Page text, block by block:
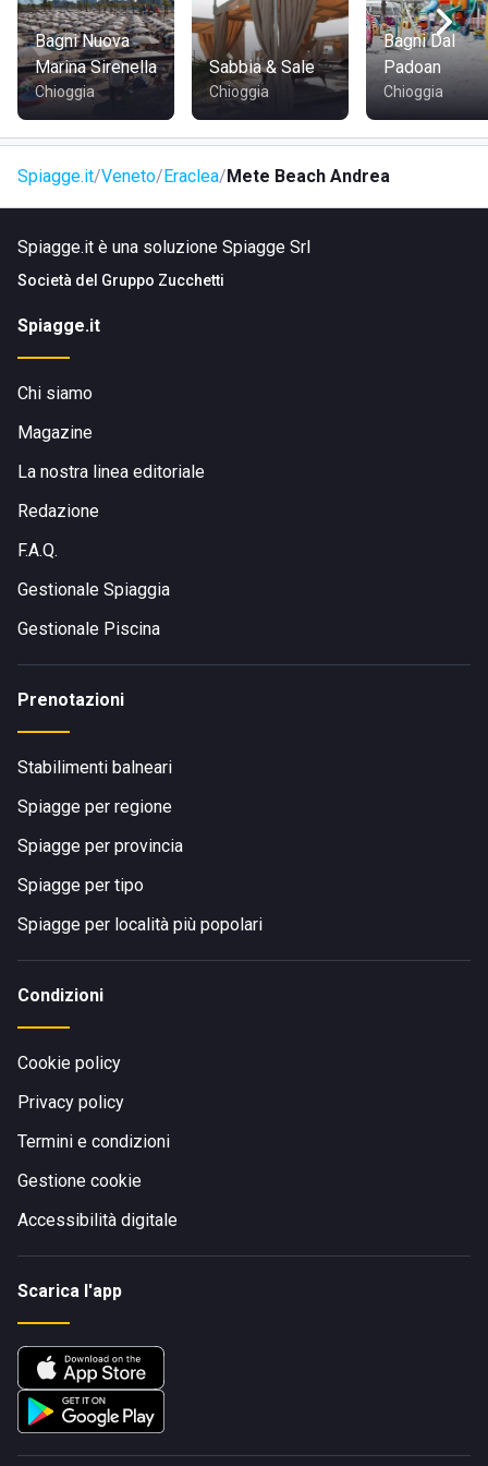
nelle vicinanze. Per chi arriva in auto, la presenza di
parcheggio riservato garantisce un accesso senza stress.
Bagni Nuova
Marina Sirenella
Chioggia
Sabbia & Sale
Chioggia
Bagni Dal
Padoan
Chioggia
Spiagge.it Veneto Eraclea Mete Beach Andrea
Spiagge.it è una soluzione Spiagge Srl
Società del Gruppo Zucchetti
Spiagge.it
Chi siamo
Magazine
La nostra linea editoriale
Redazione
F.A.Q.
Gestionale Spiaggia
Gestionale Piscina
Prenotazioni
Stabilimenti balneari
Spiagge per regione
Spiagge per provincia
Spiagge per tipo
Spiagge per località più popolari
Condizioni
Cookie policy
Privacy policy
Termini e condizioni
Gestione cookie
Accessibilità digitale
Scarica l'app